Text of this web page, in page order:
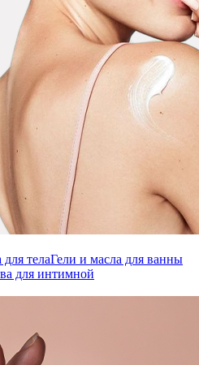
телаГели и масла для ванны
для интимной